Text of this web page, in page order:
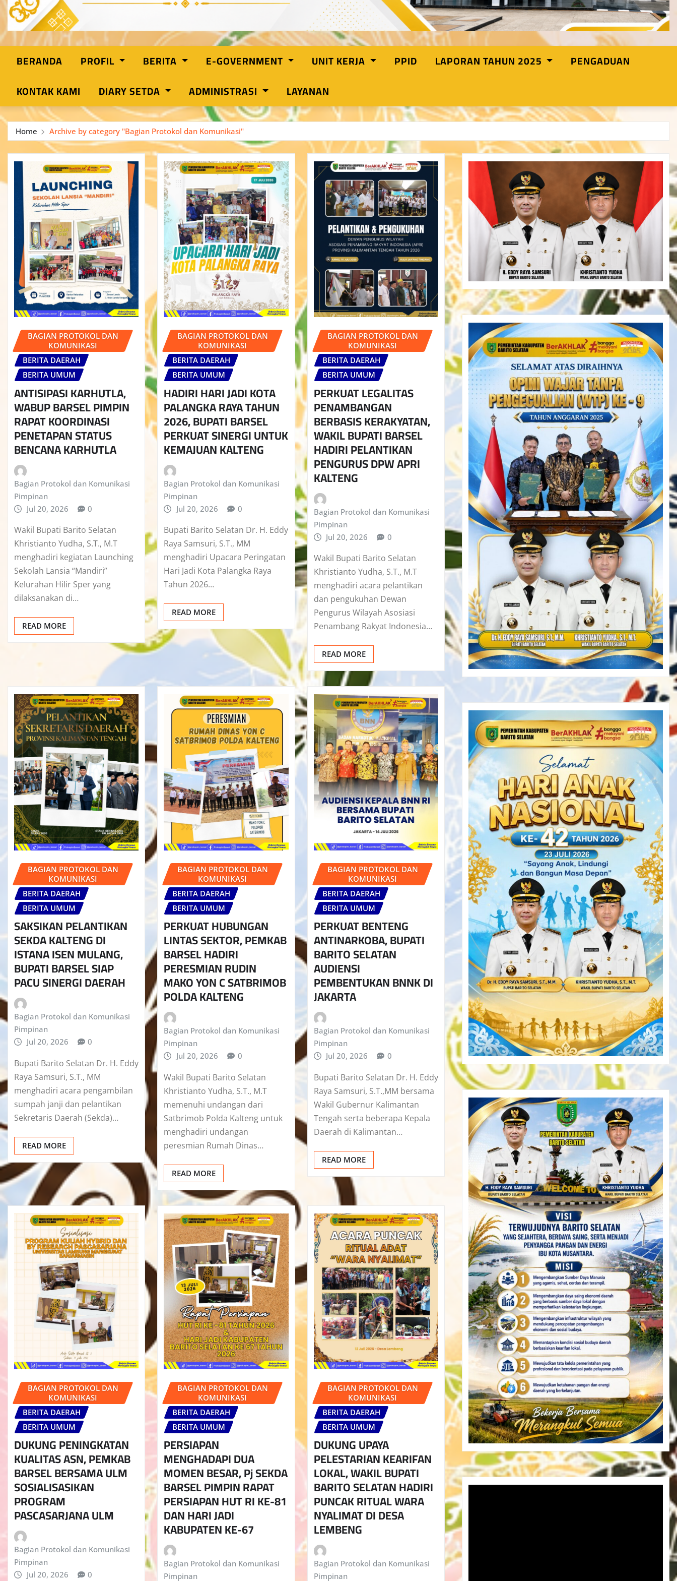
BERANDA PROFIL BERITA E-GOVERNMENT UNIT KERJA PPID LAPORAN TAHUN 2025
PENGADUAN
KONTAK KAMI
DIARY SETDA ADMINISTRASI LAYANAN
Home Archive by category "Bagian Protokol dan Komunikasi"
BAGIAN PROTOKOL DAN
KOMUNIKASI
BERITA DAERAH
BERITA UMUM
ANTISIPASI KARHUTLA,
WABUP BARSEL PIMPIN
RAPAT KOORDINASI
PENETAPAN STATUS
BENCANA KARHUTLA
Bagian Protokol dan Komunikasi
Pimpinan
Jul 20, 2026
0
Wakil Bupati Barito Selatan
Khristianto Yudha, S.T., M.T
menghadiri kegiatan Launching
Sekolah Lansia “Mandiri”
Kelurahan Hilir Sper yang
dilaksanakan di…
READ MORE
BAGIAN PROTOKOL DAN
KOMUNIKASI
BERITA DAERAH
BERITA UMUM
HADIRI HARI JADI KOTA
PALANGKA RAYA TAHUN
2026, BUPATI BARSEL
PERKUAT SINERGI UNTUK
KEMAJUAN KALTENG
Bagian Protokol dan Komunikasi
Pimpinan
Jul 20, 2026
0
Bupati Barito Selatan Dr. H. Eddy
Raya Samsuri, S.T., MM
menghadiri Upacara Peringatan
Hari Jadi Kota Palangka Raya
Tahun 2026…
READ MORE
BAGIAN PROTOKOL DAN
KOMUNIKASI
BERITA DAERAH
BERITA UMUM
PERKUAT LEGALITAS
PENAMBANGAN
BERBASIS KERAKYATAN,
WAKIL BUPATI BARSEL
HADIRI PELANTIKAN
PENGURUS DPW APRI
KALTENG
Bagian Protokol dan Komunikasi
Pimpinan
Jul 20, 2026
0
Wakil Bupati Barito Selatan
Khristianto Yudha, S.T., M.T
menghadiri acara pelantikan
dan pengukuhan Dewan
Pengurus Wilayah Asosiasi
Penambang Rakyat Indonesia…
READ MORE
BAGIAN PROTOKOL DAN
KOMUNIKASI
BERITA DAERAH
BERITA UMUM
SAKSIKAN PELANTIKAN
SEKDA KALTENG DI
ISTANA ISEN MULANG,
BUPATI BARSEL SIAP
PACU SINERGI DAERAH
Bagian Protokol dan Komunikasi
Pimpinan
Jul 20, 2026
0
Bupati Barito Selatan Dr. H. Eddy
Raya Samsuri, S.T., MM
menghadiri acara pengambilan
sumpah janji dan pelantikan
Sekretaris Daerah (Sekda)…
READ MORE
BAGIAN PROTOKOL DAN
KOMUNIKASI
BERITA DAERAH
BERITA UMUM
PERKUAT HUBUNGAN
LINTAS SEKTOR, PEMKAB
BARSEL HADIRI
PERESMIAN RUDIN
MAKO YON C SATBRIMOB
POLDA KALTENG
Bagian Protokol dan Komunikasi
Pimpinan
Jul 20, 2026
0
Wakil Bupati Barito Selatan
Khristianto Yudha, S.T., M.T
memenuhi undangan dari
Satbrimob Polda Kalteng untuk
menghadiri undangan
peresmian Rumah Dinas…
READ MORE
BAGIAN PROTOKOL DAN
KOMUNIKASI
BERITA DAERAH
BERITA UMUM
PERKUAT BENTENG
ANTINARKOBA, BUPATI
BARITO SELATAN
AUDIENSI
PEMBENTUKAN BNNK DI
JAKARTA
Bagian Protokol dan Komunikasi
Pimpinan
Jul 20, 2026
0
Bupati Barito Selatan Dr. H. Eddy
Raya Samsuri, S.T.,MM bersama
Wakil Gubernur Kalimantan
Tengah serta beberapa Kepala
Daerah di Kalimantan…
READ MORE
BAGIAN PROTOKOL DAN
KOMUNIKASI
BERITA DAERAH
BERITA UMUM
DUKUNG PENINGKATAN
KUALITAS ASN, PEMKAB
BARSEL BERSAMA ULM
SOSIALISASIKAN
PROGRAM
PASCASARJANA ULM
Bagian Protokol dan Komunikasi
Pimpinan
Jul 20, 2026
0
BAGIAN PROTOKOL DAN
KOMUNIKASI
BERITA DAERAH
BERITA UMUM
PERSIAPAN
MENGHADAPI DUA
MOMEN BESAR, Pj SEKDA
BARSEL PIMPIN RAPAT
PERSIAPAN HUT RI KE-81
DAN HARI JADI
KABUPATEN KE-67
Bagian Protokol dan Komunikasi
Pimpinan
BAGIAN PROTOKOL DAN
KOMUNIKASI
BERITA DAERAH
BERITA UMUM
DUKUNG UPAYA
PELESTARIAN KEARIFAN
LOKAL, WAKIL BUPATI
BARITO SELATAN HADIRI
PUNCAK RITUAL WARA
NYALIMAT DI DESA
LEMBENG
Bagian Protokol dan Komunikasi
Pimpinan